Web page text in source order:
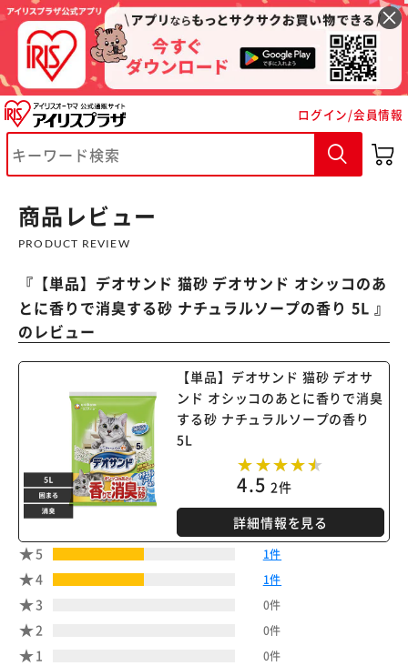
ログイン/会員情報
商品レビュー
PRODUCT REVIEW
『 【単品】デオサンド 猫砂 デオサンド オシッコのあ
とに香りで消臭する砂 ナチュラルソープの香り 5L 』
のレビュー
【単品】デオサンド 猫砂 デオサ
ンド オシッコのあとに香りで消臭
する砂 ナチュラルソープの香り
5L
4.5 2件
詳細情報を見る
5
1件
4 1件
3 0件
2 0件
1 0件
※ご確認ください
カートに入れる 購入手続きへ